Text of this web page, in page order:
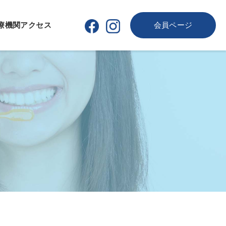
機関アクセス 会員ページ